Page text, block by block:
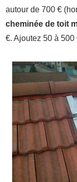
autour de 700 €
cheminée de toit
€. Ajoutez 50 à